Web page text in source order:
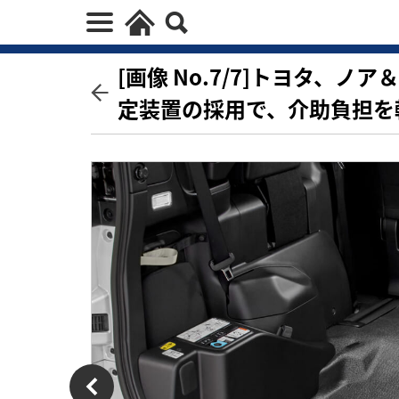
[画像 No.7/7]トヨタ、ノア
定装置の採用で、介助負担